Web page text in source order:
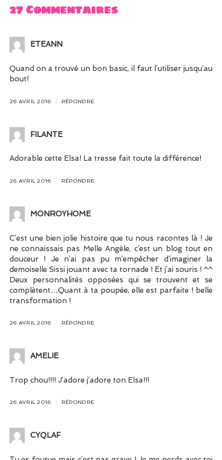
27 Commentaires
ETEANN
Quand on a trouvé un bon basic, il faut l’utiliser jusqu’au
bout!
26 AVRIL 2016 RÉPONDRE
FILANTE
Adorable cette Elsa! La tresse fait toute la différence!
26 AVRIL 2016 RÉPONDRE
MONROYHOME
C’est une bien jolie histoire que tu nous racontes là ! Je
ne connaissais pas Melle Angèle, c’est un blog tout en
douceur ! Je n’ai pas pu m’empêcher d’imaginer la
demoiselle Sissi jouant avec ta tornade ! Et j’ai souris ! ^^
Deux personnalités opposées qui se trouvent et se
complètent…Quant à ta poupée, elle est parfaite ! belle
transformation !
26 AVRIL 2016 RÉPONDRE
AMELIE
Trop chou!!!! J’adore j’adore ton Elsa!!!
26 AVRIL 2016 RÉPONDRE
CYQLAF